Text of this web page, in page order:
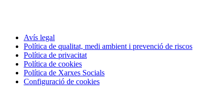
Avís legal
Política de qualitat, medi ambient i prevenció de riscos
Política de privacitat
Política de cookies
Política de Xarxes Socials
Configuració de cookies